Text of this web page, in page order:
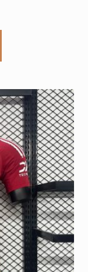
multe
variații.
Opțiunile
pot
fi
alese
în
pagina
produsului.